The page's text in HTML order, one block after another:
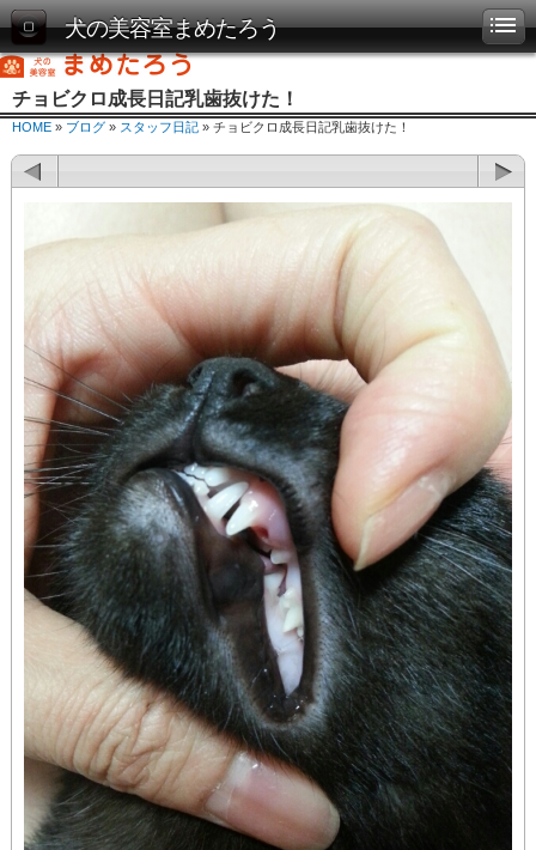
犬の美容室まめたろう
チョビクロ成長日記乳歯抜けた！
HOME » ブログ » スタッフ日記 » チョビクロ成長日記乳歯抜けた！